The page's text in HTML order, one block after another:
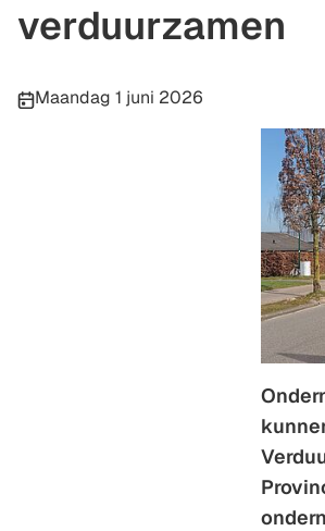
verduurzamen
Publicatiedatum:
Maandag 1 juni 2026